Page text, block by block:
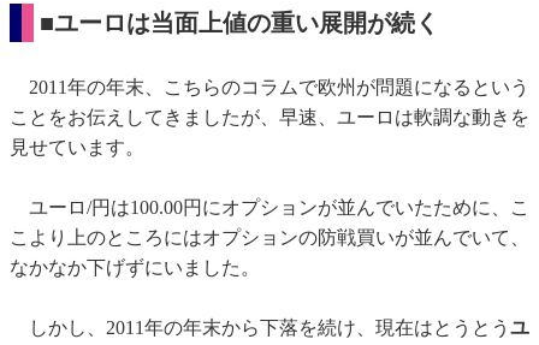
■ユーロは当面上値の重い展開が続く
2011年の年末、こちらのコラムで欧州が問題になるという
ことをお伝えしてきましたが、早速、ユーロは軟調な動きを
見せています。
ユーロ/円は100.00円にオプションが並んでいたために、こ
こより上のところにはオプションの防戦買いが並んでいて、
なかなか下げずにいました。
しかし、2011年の年末から下落を続け、現在はとうとう ユ